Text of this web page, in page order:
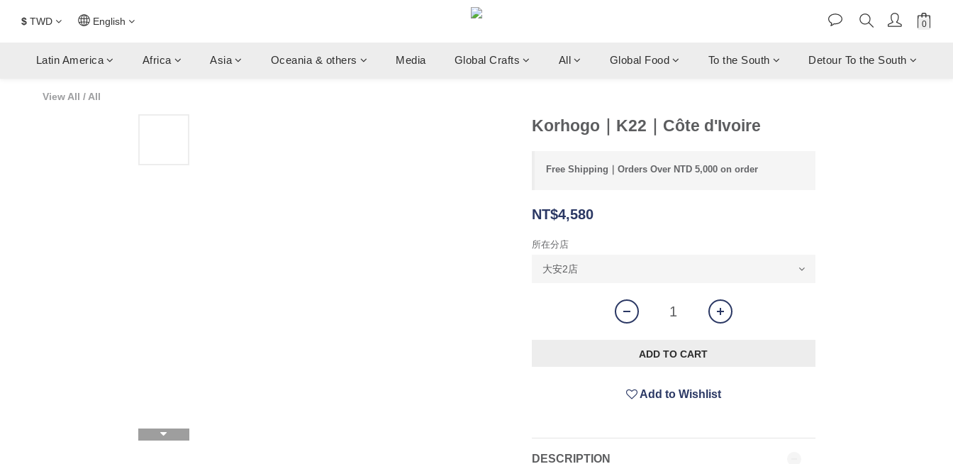
$ TWD English
Latin America Africa Asia Oceania & others Media Global Crafts All Global Food To the South Detour To the South
View All / All
Korhogo｜K22｜Côte d'Ivoire
Free Shipping｜Orders Over NTD 5,000 on order
NT$4,580
所在分店
ADD TO CART
Add to Wishlist
DESCRIPTION